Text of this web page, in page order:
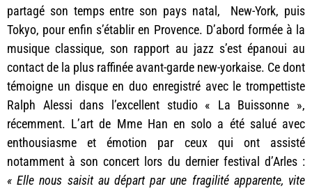
partagé son temps entre son pays natal, New-York, puis
Tokyo, pour enfin s’établir en Provence. D’abord formée à la
musique classique, son rapport au jazz s’est épanoui au
contact de la plus raffinée avant-garde new-yorkaise. Ce dont
témoigne un disque en duo enregistré avec le trompettiste
Ralph Alessi dans l’excellent studio « La Buissonne »,
récemment. L’art de Mme Han en solo a été salué avec
enthousiasme et émotion par ceux qui ont assisté
notamment à son concert lors du dernier festival d’Arles :
« Elle nous saisit au départ par une fragilité apparente, vite